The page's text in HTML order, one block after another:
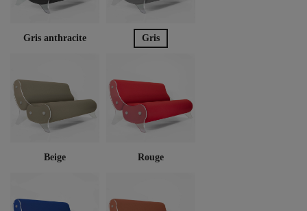
Gris anthracite Gris
Beige Rouge